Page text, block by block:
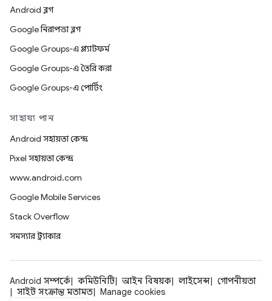
Android ব্লগ
Google নিরাপত্তা ব্লগ
Google Groups-এ প্ল্যাটফর্ম
Google Groups-এ তৈরি করা
Google Groups-এ পোর্টিং
সাহায্য পান
Android সহায়তা কেন্দ্র
Pixel সহায়তা কেন্দ্র
www.android.com
Google Mobile Services
Stack Overflow
সমস্যার ট্র্যাকার
Android সম্পর্কে কমিউনিটি আইন বিষয়ক লাইসেন্স
গোপনীয়তা
সাইট সংক্রান্ত মতামত
Manage cookies